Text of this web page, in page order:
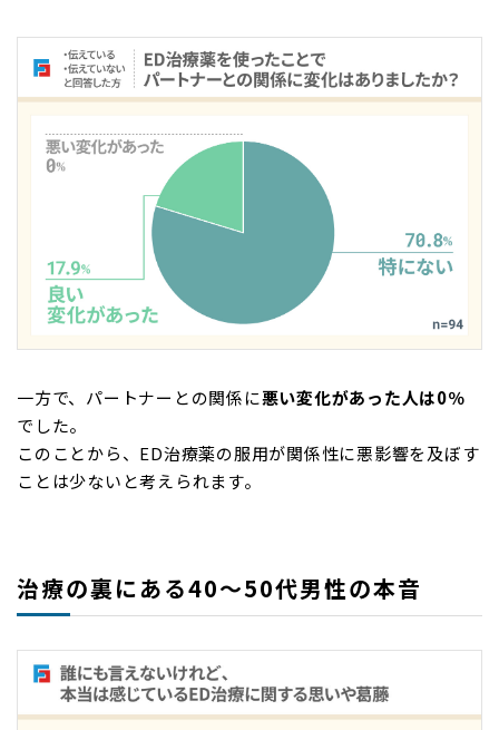
一方で、パートナーとの関係に悪い変化があった人は0％
でした。
このことから、ED治療薬の服用が関係性に悪影響を及ぼす
ことは少ないと考えられます。
治療の裏にある40～50代男性の本音